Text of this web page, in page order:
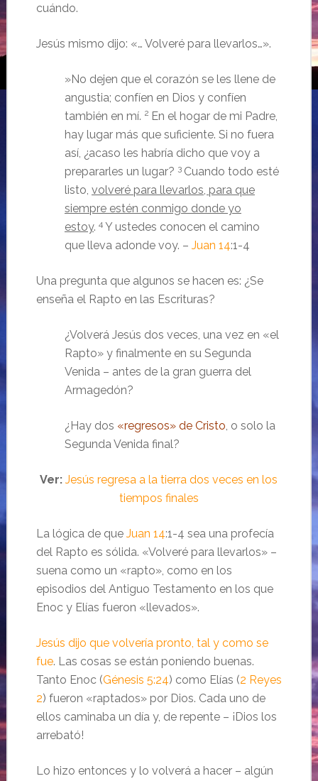
cuándo.
Jesús mismo dijo: «… Volveré para llevarlos…».
»No dejen que el corazón se les llene de
angustia; confíen en Dios y confíen
también en mí. 2 En el hogar de mi Padre,
hay lugar más que suficiente. Si no fuera
así, ¿acaso les habría dicho que voy a
prepararles un lugar? 3 Cuando todo esté
listo, volveré para llevarlos, para que
siempre estén conmigo donde yo
estoy. 4 Y ustedes conocen el camino
que lleva adonde voy. – Juan 14:1-4
Una pregunta que algunos se hacen es: ¿Se
enseña el Rapto en las Escrituras?
¿Volverá Jesús dos veces, una vez en «el
Rapto» y finalmente en su Segunda
Venida – antes de la gran guerra del
Armagedón?
¿Hay dos «regresos» de Cristo , o solo la
Segunda Venida final?
Ver: Jesús regresa a la tierra dos veces en los
tiempos finales
La lógica de que Juan 14:1-4 sea una profecía
del Rapto es sólida. «Volveré para llevarlos» –
suena como un «rapto», como en los
episodios del Antiguo Testamento en los que
Enoc y Elías fueron «llevados».
Jesús dijo que volvería pronto, tal y como se
fue. Las cosas se están poniendo buenas.
Tanto Enoc (Génesis 5:24) como Elías (2 Reyes
2) fueron «raptados» por Dios. Cada uno de
ellos caminaba un día y, de repente – ¡Dios los
arrebató!
Lo hizo entonces y lo volverá a hacer – algún